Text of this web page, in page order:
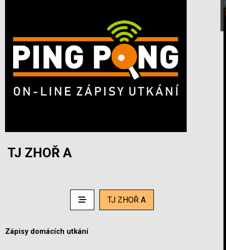
TJ ZHOŘ A
TJ ZHOŘ A
Zápisy domácích utkání